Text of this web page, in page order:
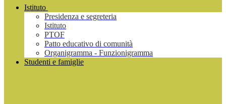
Istituto
Presidenza e segreteria
Istituto
PTOF
Patto educativo di comunità
Organigramma - Funzionigramma
Studenti e famiglie